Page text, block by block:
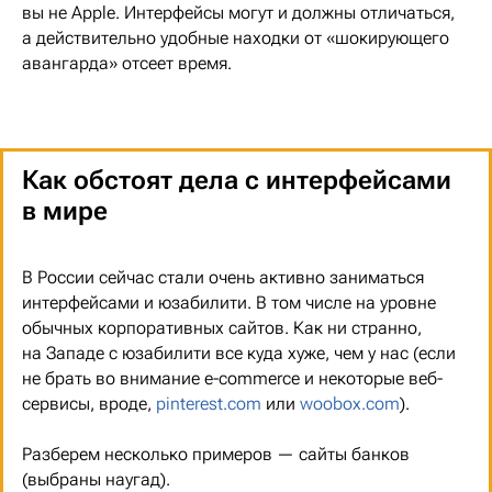
вы не Apple. Интерфейсы могут и должны отличаться,
а действительно удобные находки от «шокирующего
авангарда» отсеет время.
Как обстоят дела с интерфейсами
в мире
В России сейчас стали очень активно заниматься
интерфейсами и юзабилити. В том числе на уровне
обычных корпоративных сайтов. Как ни странно,
на Западе с юзабилити все куда хуже, чем у нас (если
не брать во внимание e-commerce и некоторые веб-
сервисы, вроде, pinterest.com или woobox.com).
Разберем несколько примеров — сайты банков
(выбраны наугад).